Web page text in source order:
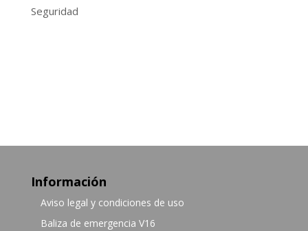
Seguridad
Información
Aviso legal y condiciones de uso
Baliza de emergencia V16